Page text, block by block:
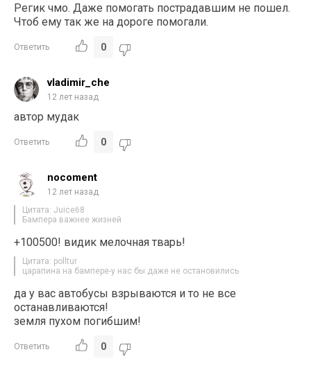
Регик чмо. Даже помогать пострадавшим не пошел.
Чтоб ему так же на дороге помогали.
Ответить 0
vladimir_che
12 лет назад
автор мудак
Ответить 0
nocoment
12 лет назад
Цитата: Juice68
Бампера важнее жизней
+100500! видик мелочная тварь!
Цитата: polltur
царапина на бампере-у нас бы даже не остановились
да у вас автобусы взрываются и то не все
останавливаются!
земля пухом погибшим!
Ответить 0